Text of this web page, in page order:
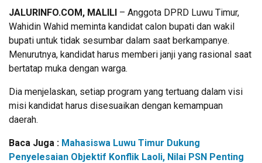
JALURINFO.COM, MALILI – Anggota DPRD Luwu Timur,
Wahidin Wahid meminta kandidat calon bupati dan wakil
bupati untuk tidak sesumbar dalam saat berkampanye.
Menurutnya, kandidat harus memberi janji yang rasional saat
bertatap muka dengan warga.
Dia menjelaskan, setiap program yang tertuang dalam visi
misi kandidat harus disesuaikan dengan kemampuan
daerah.
Baca Juga : Mahasiswa Luwu Timur Dukung
Penyelesaian Objektif Konflik Laoli, Nilai PSN Penting